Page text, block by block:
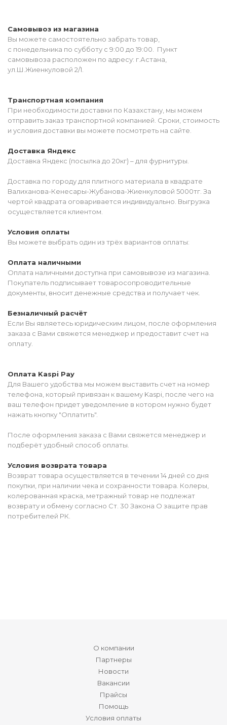
Самовывоз из магазина
Вы можете самостоятельно забрать товар,
с понедельника по субботу с 9:00 до 19:00. Пункт
самовывоза расположен по адресу: г.Астана,
ул.Ш.Жиенкуловой 2/1.
Транспортная компания
При необходимости доставки по Казахстану, мы можем
отправить заказ транспортной компанией. Сроки, стоимость
и условия доставки вы можете посмотреть на сайте.
Доставка Яндекс
Доставка Яндекс (посылка до 20кг) – для фурнитуры.
Доставка по городу для плитного материала в квадрате
Валиханова-Кенесары-Жубанова-Жиенкуловой 5000тг. За
чертой квадрата оговаривается индивидуально. Выгрузка
осуществляется клиентом.
Условия оплаты
Вы можете выбрать один из трёх вариантов оплаты:
Оплата наличными
Оплата наличными доступна при самовывозе из магазина.
Покупатель подписывает товаросопроводительные
документы, вносит денежные средства и получает чек.
Безналичный расчёт
Если Вы являетесь юридическим лицом, после оформления
заказа с Вами свяжется менеджер и предоставит счет на
оплату.
Оплата Kaspi Pay
Для Вашего удобства мы можем выставить счет на номер
телефона, который привязан к вашему Kaspi, после чего на
ваш телефон придет уведомление в котором нужно будет
нажать кнопку "Оплатить".
После оформления заказа с Вами свяжется менеджер и
подберёт удобный способ оплаты.
Условия возврата товара
Возврат товара осуществляется в течении 14 дней со дня
покупки, при наличии чека и сохранности товара. Колеры,
колерованная краска, метражный товар не подлежат
возврату и обмену согласно Ст. 30 Закона О защите прав
потребителей РК.
О компании
Партнеры
Новости
Вакансии
Прайсы
Помощь
Условия оплаты